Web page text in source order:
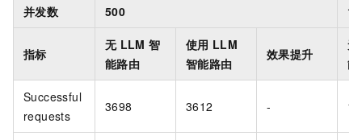
并发数 500
指标
无 LLM 智
能路由
使用 LLM
智能路由
效果提升
无
能
Successful
requests
3698 3612 -